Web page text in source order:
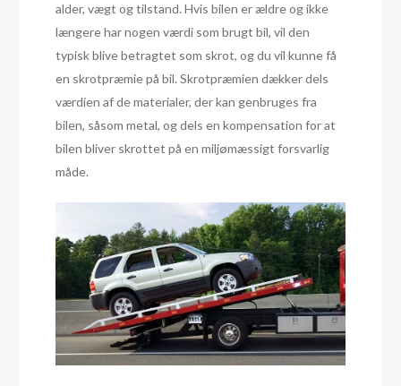
alder, vægt og tilstand. Hvis bilen er ældre og ikke
længere har nogen værdi som brugt bil, vil den
typisk blive betragtet som skrot, og du vil kunne få
en skrotpræmie på bil. Skrotpræmien dækker dels
værdien af de materialer, der kan genbruges fra
bilen, såsom metal, og dels en kompensation for at
bilen bliver skrottet på en miljømæssigt forsvarlig
måde.